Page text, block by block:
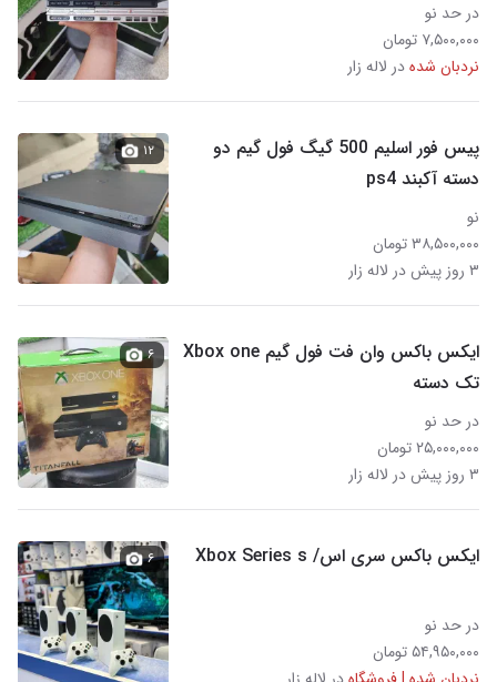
در حد نو
۷,۵۰۰,۰۰۰ تومان
نردبان شدهدر لاله زار
پیس فور اسلیم 500 گیگ فول گیم دو
دسته آکبند ps4
نو
۳۸,۵۰۰,۰۰۰ تومان
۳ روز پیش در لاله زار
۱۲
ایکس باکس وان فت فول گیم Xbox one
تک دسته
در حد نو
۲۵,۰۰۰,۰۰۰ تومان
۳ روز پیش در لاله زار
۶
ایکس باکس سری اس/ Xbox Series s
در حد نو
۵۴,۹۵۰,۰۰۰ تومان
۶